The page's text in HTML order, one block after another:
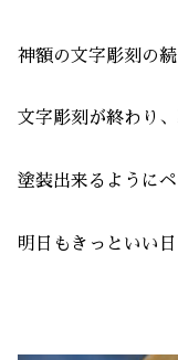
神額の文字彫刻の続
文字彫刻が終わり
塗装出来るように
明日もきっといい日